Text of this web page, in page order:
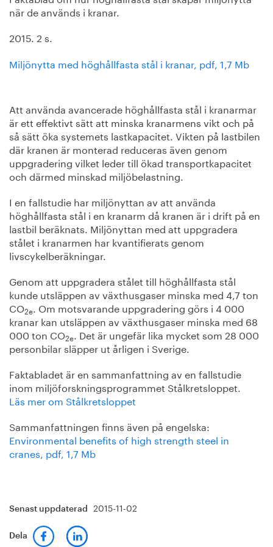
när de används i kranar.
2015. 2 s.
Miljönytta med höghållfasta stål i kranar, pdf, 1,7 Mb
Att använda avancerade höghållfasta stål i kranarmar
är ett effektivt sätt att minska kranarmens vikt och på
så sätt öka systemets lastkapacitet. Vikten på lastbilen
där kranen är monterad reduceras även genom
uppgradering vilket leder till ökad transportkapacitet
och därmed minskad miljöbelastning.
I en fallstudie har miljönyttan av att använda
höghållfasta stål i en kranarm då kranen är i drift på en
lastbil beräknats. Miljönyttan med att uppgradera
stålet i kranarmen har kvantifierats genom
livscykelberäkningar.
Genom att uppgradera stålet till höghållfasta stål
kunde utsläppen av växthusgaser minska med 4,7 ton
CO2e . Om motsvarande uppgradering görs i 4 000
kranar kan utsläppen av växthusgaser minska med 68
000 ton CO2e . Det är ungefär lika mycket som 28 000
personbilar släpper ut årligen i Sverige.
Faktabladet är en sammanfattning av en fallstudie
inom miljöforskningsprogrammet Stålkretsloppet.
Läs mer om Stålkretsloppet
Sammanfattningen finns även på engelska:
Environmental benefits of high strength steel in
cranes, pdf, 1,7 Mb
Senast uppdaterad 2015-11-02
Dela